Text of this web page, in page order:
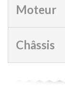
Moteur
Châssis